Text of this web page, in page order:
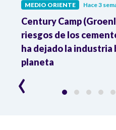
MEDIO ORIENTE Hace 3
Century Camp
riesgos de los
ha dejado la industria
planeta
‹